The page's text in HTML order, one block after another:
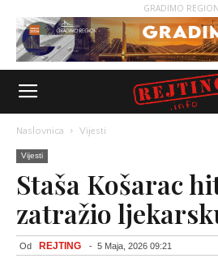
GRADIMO REGION
Naslovnica Vijesti
Vijesti
Staša Košarac
zatražio
Od REJTING - 5 Maja, 2026 09:21